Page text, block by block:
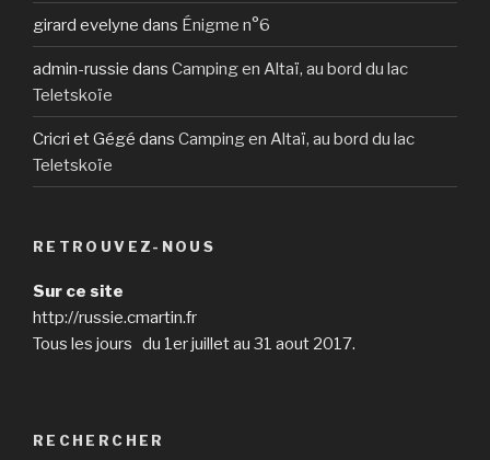
girard evelyne dans Énigme n°6
admin-russie dans Camping en Altaï, au bord du lac
Teletskoïe
Cricri et Gégé dans Camping en Altaï, au bord du lac
Teletskoïe
RETROUVEZ-NOUS
Sur ce site
http://russie.cmartin.fr
Tous les jours du 1er juillet au 31 aout 2017.
RECHERCHER